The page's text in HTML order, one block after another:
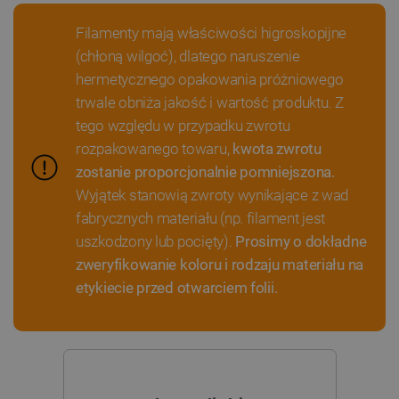
Filamenty mają właściwości higroskopijne
(chłoną wilgoć), dlatego naruszenie
hermetycznego opakowania próżniowego
trwale obniża jakość i wartość produktu. Z
tego względu w przypadku zwrotu
rozpakowanego towaru, kwota zwrotu
zostanie proporcjonalnie pomniejszona.
Wyjątek stanowią zwroty wynikające z wad
fabrycznych materiału (np. filament jest
uszkodzony lub pocięty). Prosimy o dokładne
zweryfikowanie koloru i rodzaju materiału na
etykiecie przed otwarciem folii.
PHPSESSID
PHP.net
botland.com.pl